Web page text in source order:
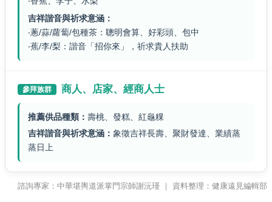
吉祥諧音與祈求意涵：
‧蔥/蒜/蘿蔔/包種茶：聰明會算、好彩頭、包中
‧蕉/李/梨：諧音「招你來」，祈求貴人扶助
參拜族群 商人、店家、經商人士
推薦供品種類： 壽桃、發糕、紅龜粿
吉祥諧音與祈求意涵： 象徵吉祥長壽、聚財發達、業績蒸
蒸日上
諮詢專家：中華堪輿道派掌門宗師謝沅瑾 ｜ 資料整理：健康遠見編輯部